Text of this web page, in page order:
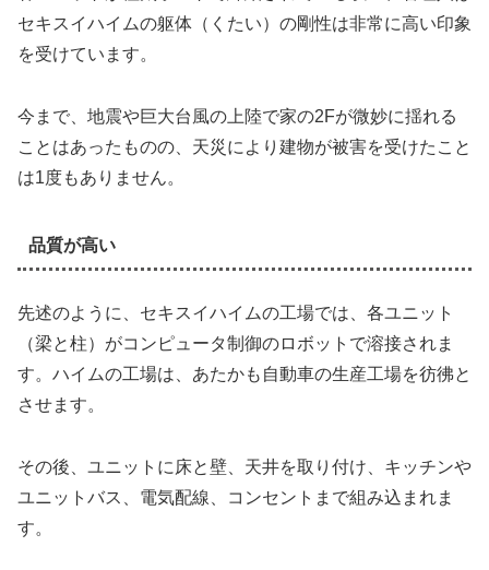
セキスイハイムの躯体（くたい）の剛性は非常に高い印象
を受けています。
今まで、地震や巨大台風の上陸で家の2Fが微妙に揺れる
ことはあったものの、天災により建物が被害を受けたこと
は1度もありません。
品質が高い
先述のように、セキスイハイムの工場では、各ユニット
（梁と柱）がコンピュータ制御のロボットで溶接されま
す。ハイムの工場は、あたかも自動車の生産工場を彷彿と
させます。
その後、ユニットに床と壁、天井を取り付け、キッチンや
ユニットバス、電気配線、コンセントまで組み込まれま
す。